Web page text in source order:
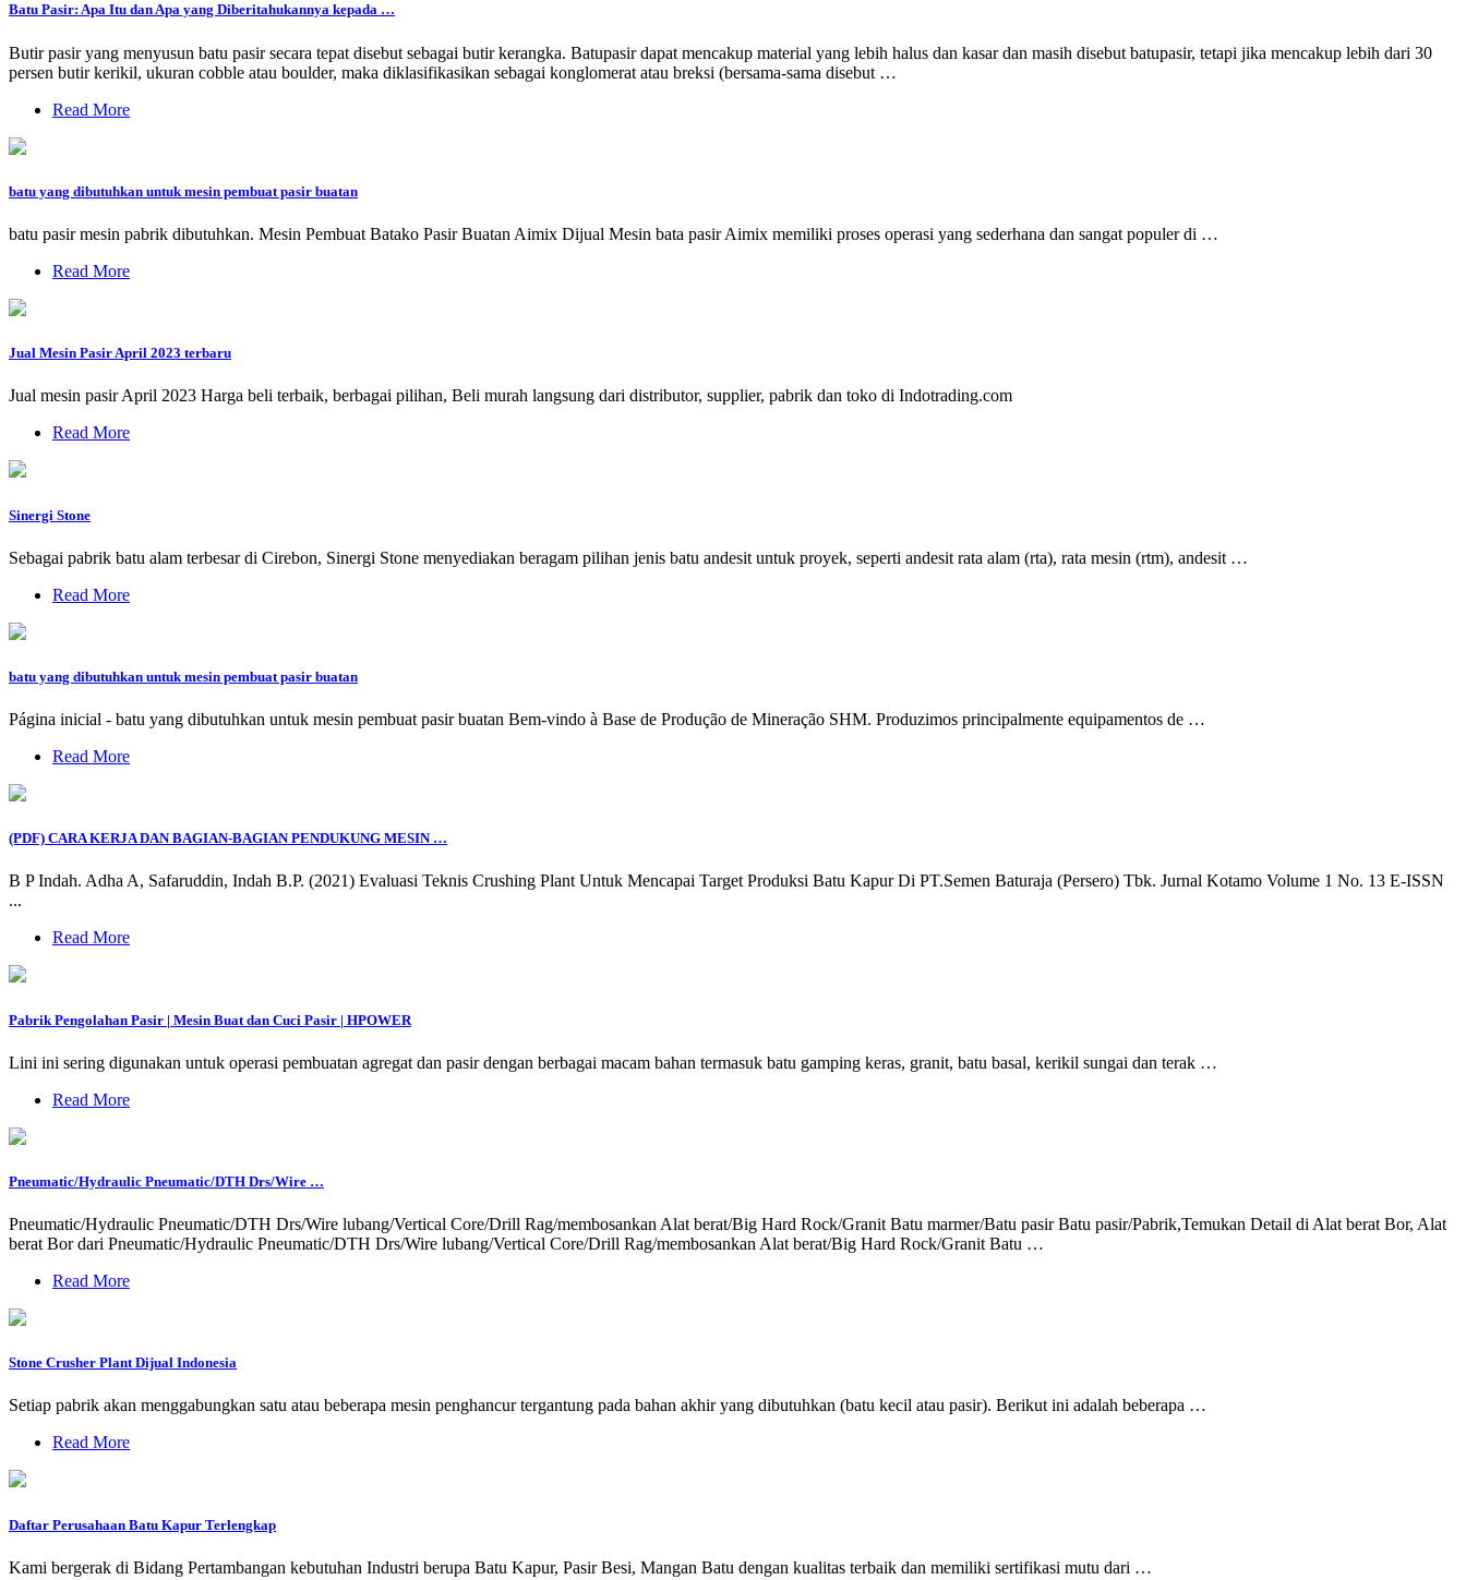
Batu Pasir: Apa Itu dan Apa yang Diberitahukannya kepada …
Butir pasir yang menyusun batu pasir secara tepat disebut sebagai butir kerangka. Batupasir dapat mencakup material yang lebih halus dan kasar dan masih disebut batupasir, tetapi jika mencakup lebih dari 30
persen butir kerikil, ukuran cobble atau boulder, maka diklasifikasikan sebagai konglomerat atau breksi (bersama-sama disebut …
Read More
batu yang dibutuhkan untuk mesin pembuat pasir buatan
batu pasir mesin pabrik dibutuhkan. Mesin Pembuat Batako Pasir Buatan Aimix Dijual Mesin bata pasir Aimix memiliki proses operasi yang sederhana dan sangat populer di …
Read More
Jual Mesin Pasir April 2023 terbaru
Jual mesin pasir April 2023 Harga beli terbaik, berbagai pilihan, Beli murah langsung dari distributor, supplier, pabrik dan toko di Indotrading.com
Read More
Sinergi Stone
Sebagai pabrik batu alam terbesar di Cirebon, Sinergi Stone menyediakan beragam pilihan jenis batu andesit untuk proyek, seperti andesit rata alam (rta), rata mesin (rtm), andesit …
Read More
batu yang dibutuhkan untuk mesin pembuat pasir buatan
Página inicial - batu yang dibutuhkan untuk mesin pembuat pasir buatan Bem-vindo à Base de Produção de Mineração SHM. Produzimos principalmente equipamentos de …
Read More
(PDF) CARA KERJA DAN BAGIAN-BAGIAN PENDUKUNG MESIN …
B P Indah. Adha A, Safaruddin, Indah B.P. (2021) Evaluasi Teknis Crushing Plant Untuk Mencapai Target Produksi Batu Kapur Di PT.Semen Baturaja (Persero) Tbk. Jurnal Kotamo Volume 1 No. 13 E-ISSN
...
Read More
Pabrik Pengolahan Pasir | Mesin Buat dan Cuci Pasir | HPOWER
Lini ini sering digunakan untuk operasi pembuatan agregat dan pasir dengan berbagai macam bahan termasuk batu gamping keras, granit, batu basal, kerikil sungai dan terak …
Read More
Pneumatic/Hydraulic Pneumatic/DTH Drs/Wire …
Pneumatic/Hydraulic Pneumatic/DTH Drs/Wire lubang/Vertical Core/Drill Rag/membosankan Alat berat/Big Hard Rock/Granit Batu marmer/Batu pasir Batu pasir/Pabrik,Temukan Detail di Alat berat Bor, Alat
berat Bor dari Pneumatic/Hydraulic Pneumatic/DTH Drs/Wire lubang/Vertical Core/Drill Rag/membosankan Alat berat/Big Hard Rock/Granit Batu …
Read More
Stone Crusher Plant Dijual Indonesia
Setiap pabrik akan menggabungkan satu atau beberapa mesin penghancur tergantung pada bahan akhir yang dibutuhkan (batu kecil atau pasir). Berikut ini adalah beberapa …
Read More
Daftar Perusahaan Batu Kapur Terlengkap
Kami bergerak di Bidang Pertambangan kebutuhan Industri berupa Batu Kapur, Pasir Besi, Mangan Batu dengan kualitas terbaik dan memiliki sertifikasi mutu dari …